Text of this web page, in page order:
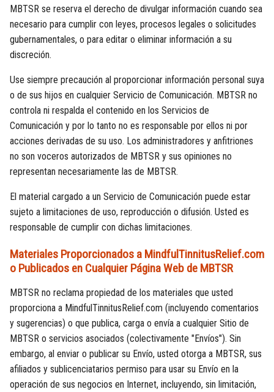
MBTSR se reserva el derecho de divulgar información cuando sea
necesario para cumplir con leyes, procesos legales o solicitudes
gubernamentales, o para editar o eliminar información a su
discreción.
Use siempre precaución al proporcionar información personal suya
o de sus hijos en cualquier Servicio de Comunicación. MBTSR no
controla ni respalda el contenido en los Servicios de
Comunicación y por lo tanto no es responsable por ellos ni por
acciones derivadas de su uso. Los administradores y anfitriones
no son voceros autorizados de MBTSR y sus opiniones no
representan necesariamente las de MBTSR.
El material cargado a un Servicio de Comunicación puede estar
sujeto a limitaciones de uso, reproducción o difusión. Usted es
responsable de cumplir con dichas limitaciones.
Materiales Proporcionados a MindfulTinnitusRelief.com
o Publicados en Cualquier Página Web de MBTSR
MBTSR no reclama propiedad de los materiales que usted
proporciona a MindfulTinnitusRelief.com (incluyendo comentarios
y sugerencias) o que publica, carga o envía a cualquier Sitio de
MBTSR o servicios asociados (colectivamente "Envíos"). Sin
embargo, al enviar o publicar su Envío, usted otorga a MBTSR, sus
afiliados y sublicenciatarios permiso para usar su Envío en la
operación de sus negocios en Internet, incluyendo, sin limitación,